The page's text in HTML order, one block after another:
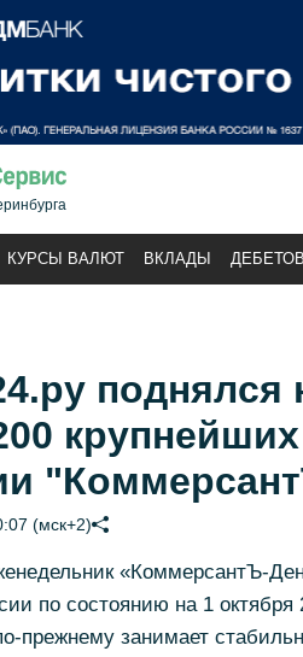
КУРСЫ ВАЛЮТ ВКЛАДЫ
поднялся
(мск+2)
«КоммерсантЪ-
по состоянию на 1 октября
прежнему занимает